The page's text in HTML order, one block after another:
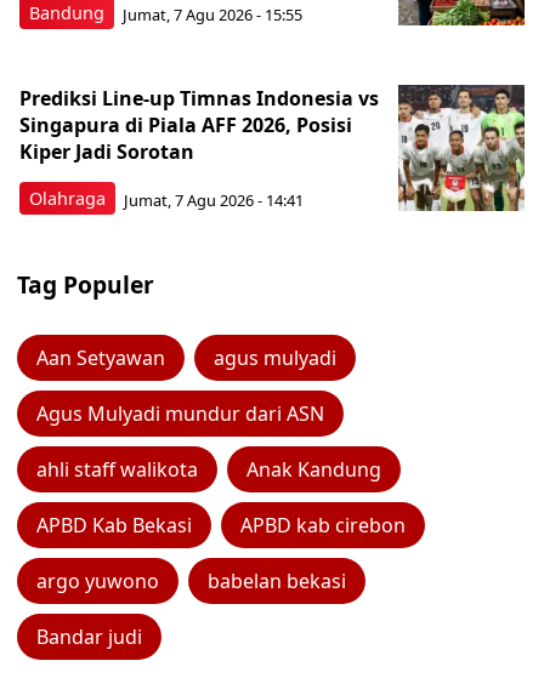
Bandung Jumat, 7 Agu 2026 - 15:55
Olahraga
Prediksi Line-up Timnas Indonesia vs
Singapura di Piala AFF 2026, Posisi
Kiper Jadi Sorotan
Jumat, 7 Agu 2026 - 14:41
Tag Populer
Aan Setyawan agus mulyadi
Agus Mulyadi mundur dari ASN
ahli staff walikota Anak Kandung
APBD Kab Bekasi APBD kab cirebon
argo yuwono babelan bekasi
Bandar judi